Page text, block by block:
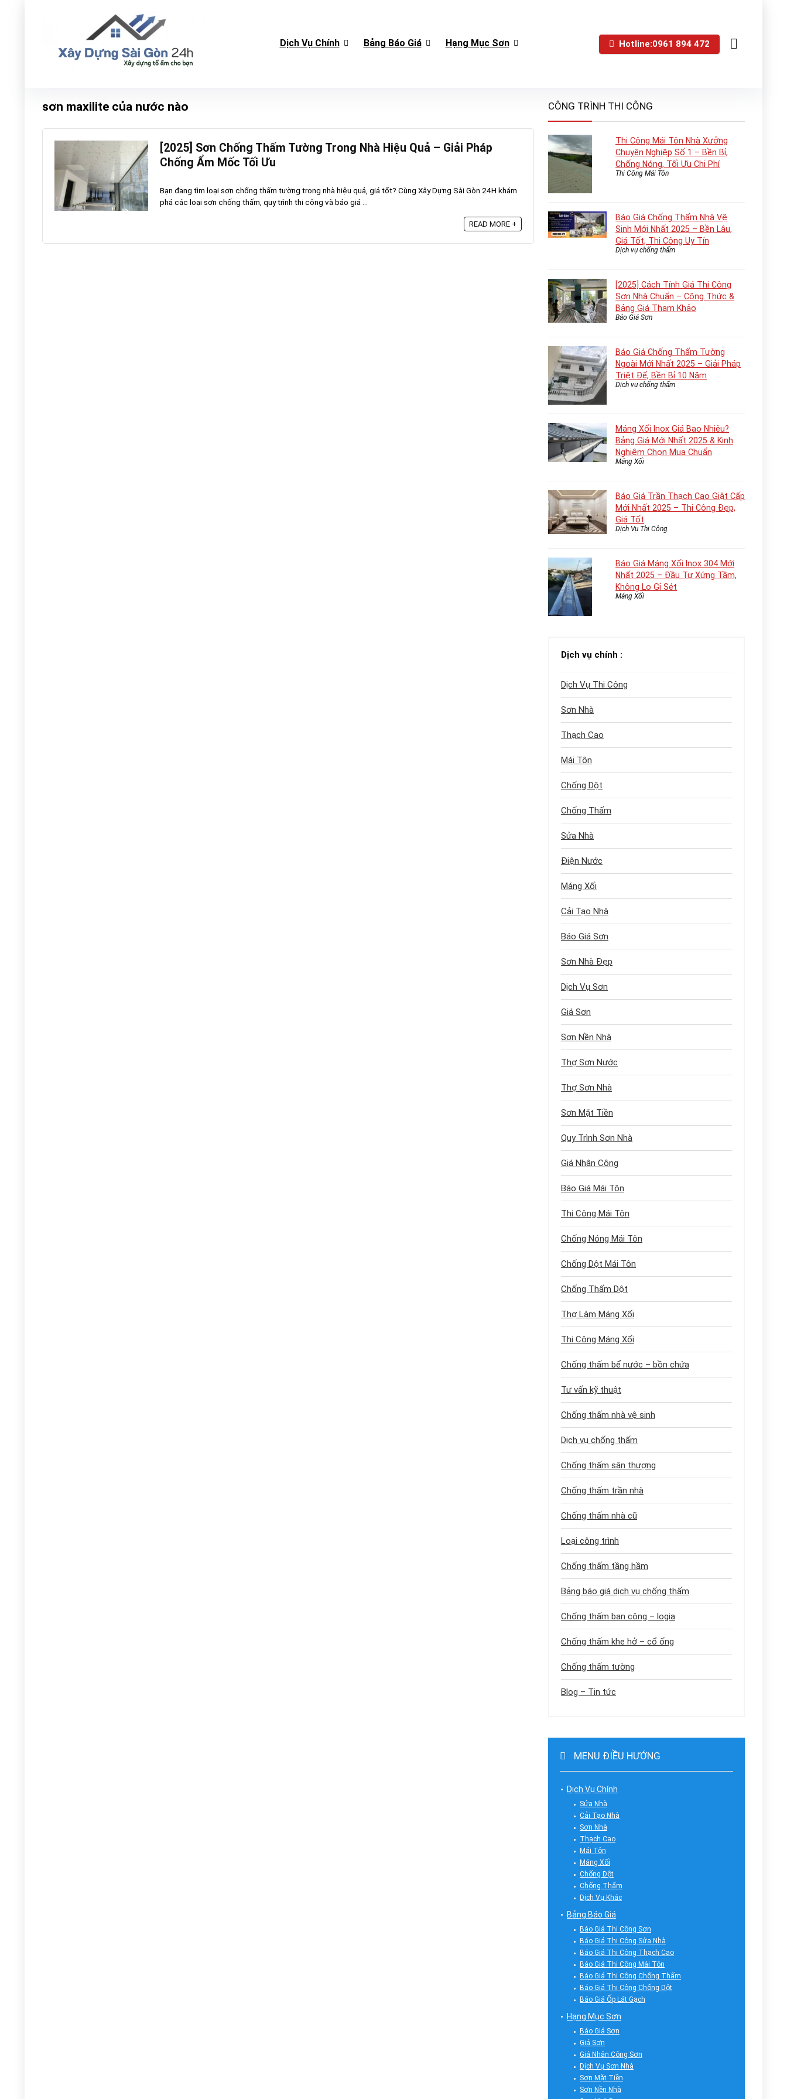
Dịch Vụ Chính Bảng Báo Giá Hạng Mục Sơn Hotline:0961 894 472
sơn maxilite của nước nào
[2025] Sơn Chống Thấm Tường Trong Nhà Hiệu Quả – Giải Pháp
Chống Ẩm Mốc Tối Ưu
Bạn đang tìm loại sơn chống thấm tường trong nhà hiệu quả, giá tốt? Cùng Xây Dựng Sài Gòn 24H khám
phá các loại sơn chống thấm, quy trình thi công và báo giá ...
READ MORE +
CÔNG TRÌNH THI CÔNG
Thi Công Mái Tôn Nhà Xưởng
Chuyên Nghiệp Số 1 – Bền Bỉ,
Chống Nóng, Tối Ưu Chi Phí
Thi Công Mái Tôn
Báo Giá Chống Thấm Nhà Vệ
Sinh Mới Nhất 2025 – Bền Lâu,
Giá Tốt, Thi Công Uy Tín
Dịch vụ chống thấm
[2025] Cách Tính Giá Thi Công
Sơn Nhà Chuẩn – Công Thức &
Bảng Giá Tham Khảo
Báo Giá Sơn
Báo Giá Chống Thấm Tường
Ngoài Mới Nhất 2025 – Giải Pháp
Triệt Để, Bền Bỉ 10 Năm
Dịch vụ chống thấm
Máng Xối Inox Giá Bao Nhiêu?
Bảng Giá Mới Nhất 2025 & Kinh
Nghiệm Chọn Mua Chuẩn
Máng Xối
Báo Giá Trần Thạch Cao Giật Cấp
Mới Nhất 2025 – Thi Công Đẹp,
Giá Tốt
Dịch Vụ Thi Công
Báo Giá Máng Xối Inox 304 Mới
Nhất 2025 – Đầu Tư Xứng Tầm,
Không Lo Gỉ Sét
Máng Xối
Dịch vụ chính :
Dịch Vụ Thi Công
Sơn Nhà
Thạch Cao
Mái Tôn
Chống Dột
Chống Thấm
Sửa Nhà
Điện Nước
Máng Xối
Cải Tạo Nhà
Báo Giá Sơn
Sơn Nhà Đẹp
Dịch Vụ Sơn
Giá Sơn
Sơn Nền Nhà
Thợ Sơn Nước
Thợ Sơn Nhà
Sơn Mặt Tiền
Quy Trình Sơn Nhà
Giá Nhân Công
Báo Giá Mái Tôn
Thi Công Mái Tôn
Chống Nóng Mái Tôn
Chống Dột Mái Tôn
Chống Thấm Dột
Thợ Làm Máng Xối
Thi Công Máng Xối
Chống thấm bể nước – bồn chứa
Tư vấn kỹ thuật
Chống thấm nhà vệ sinh
Dịch vụ chống thấm
Chống thấm sân thượng
Chống thấm trần nhà
Chống thấm nhà cũ
Loại công trình
Chống thấm tầng hầm
Bảng báo giá dịch vụ chống thấm
Chống thấm ban công – logia
Chống thấm khe hở – cổ ống
Chống thấm tường
Blog – Tin tức
MENU ĐIỀU HƯỚNG
Dịch Vụ Chính
Sửa Nhà
Cải Tạo Nhà
Sơn Nhà
Thạch Cao
Mái Tôn
Máng Xối
Chống Dột
Chống Thấm
Dịch Vụ Khác
Bảng Báo Giá
Báo Giá Thi Công Sơn
Báo Giá Thi Công Sửa Nhà
Báo Giá Thi Công Thạch Cao
Báo Giá Thi Công Mái Tôn
Báo Giá Thi Công Chống Thấm
Báo Giá Thi Công Chống Dột
Báo Giá Ốp Lát Gạch
Hạng Mục Sơn
Báo Giá Sơn
Giá Sơn
Giá Nhân Công Sơn
Dịch Vụ Sơn Nhà
Sơn Mặt Tiền
Sơn Nền Nhà